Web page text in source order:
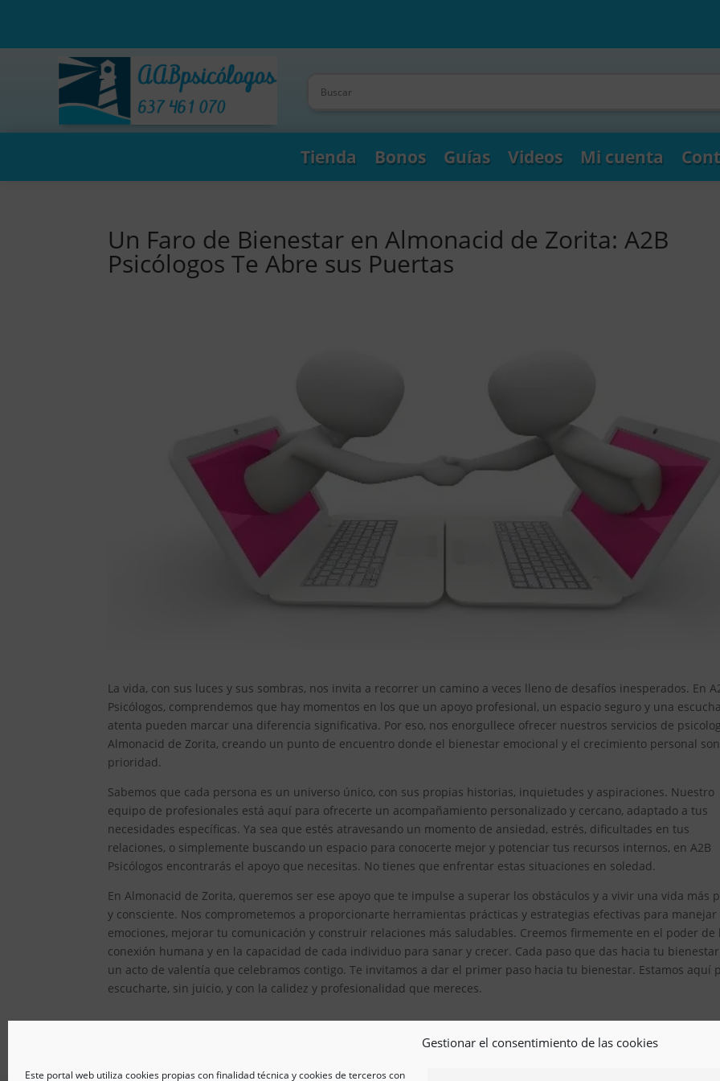
Gestionar el consentimiento de las cookies
Este portal web utiliza cookies propias con finalidad técnica y cookies de terceros con
Tienda Bonos Guías Videos Mi cuenta
Un Faro de Bienestar en Almonacid de Zorita: A2B
Psicólogos Te Abre sus Puertas
La vida, con sus luces y sus sombras, nos invita a recorrer un camino a veces lleno de desafíos inesperados. En
Psicólogos, comprendemos que hay momentos en los que un apoyo profesional, un espacio seguro y una
atenta pueden marcar una diferencia significativa. Por eso, nos enorgullece ofrecer nuestros servicios de
Almonacid de Zorita, creando un punto de encuentro donde el bienestar emocional y el crecimiento personal
prioridad.
Sabemos que cada persona es un universo único, con sus propias historias, inquietudes y aspiraciones. Nuestro
equipo de profesionales está aquí para ofrecerte un acompañamiento personalizado y cercano, adaptado a tus
necesidades específicas. Ya sea que estés atravesando un momento de ansiedad, estrés, dificultades en tus
relaciones, o simplemente buscando un espacio para conocerte mejor y potenciar tus recursos internos, en A2B
Psicólogos encontrarás el apoyo que necesitas. No tienes que enfrentar estas situaciones en soledad.
En Almonacid de Zorita, queremos ser ese apoyo que te impulse a superar los obstáculos y a vivir una vida más
y consciente. Nos comprometemos a proporcionarte herramientas prácticas y estrategias efectivas para
emociones, mejorar tu comunicación y construir relaciones más saludables. Creemos firmemente en el poder de
conexión humana y en la capacidad de cada individuo para sanar y crecer. Cada paso que das hacia tu
un acto de valentía que celebramos contigo. Te invitamos a dar el primer paso hacia tu bienestar. Estamos aquí
escucharte, sin juicio, y con la calidez y profesionalidad que mereces.